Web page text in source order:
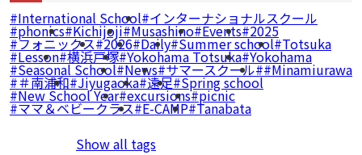
International School インターナショナルスクール
phonics Kichijoji Musashino Events 2025
フォニックス 2026 Daily Summer school Totsuka
Lesson 横浜戸塚 Yokohama Totsuka Yokohama
Seasonal School News サマースクール #Minamiurawa
＃南浦和 Jiyugaoka 遠足 Spring school
New School Year excursions picnic
ママ＆ベビークラス E-CAMP Tanabata
Show all tags